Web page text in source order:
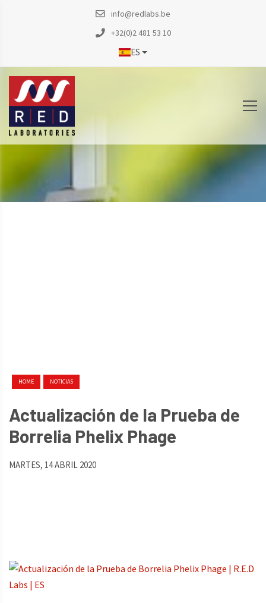
info@redlabs.be
+32(0)2 481 53 10
ES
HOME NOTICIAS
Actualización de la Prueba de
Borrelia Phelix Phage
MARTES, 14 ABRIL 2020